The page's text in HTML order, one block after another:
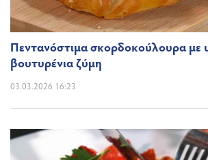
Πεντανόστιμα σκορδοκούλουρα με
βουτυρένια ζύμη
03.03.2026 16:23